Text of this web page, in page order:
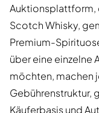
Auktionsplattform,
Scotch Whisky,
Premium-
über eine einzelne
möchten, machen
Gebührenstruktur,
Käuferbasis und